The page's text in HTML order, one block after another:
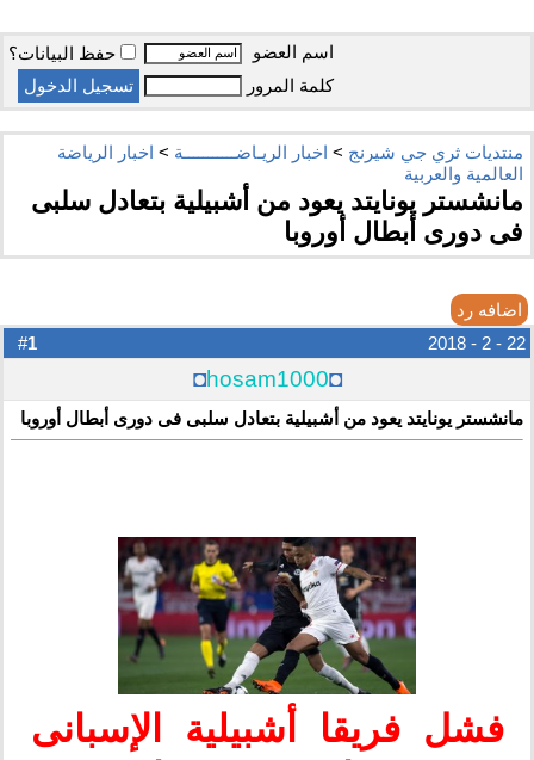
اسم العضو
حفظ البيانات؟
كلمة المرور
منتديات ثري جي شيرنج > اخبار الريـاضـــــــــــة > اخبار الرياضة
العالمية والعربية
مانشستر يونايتد يعود من أشبيلية بتعادل سلبى
فى دورى أبطال أوروبا
اضافه رد
1 22 - 2 - 2018
◘
hosam1000
◘
مانشستر يونايتد يعود من أشبيلية بتعادل سلبى فى دورى أبطال أوروبا
فشل فريقا أشبيلية الإسبانى